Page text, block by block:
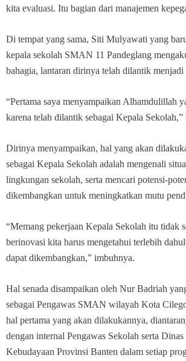
kita evaluasi. Itu bagian dari manajemen
Di tempat yang sama, Siti Mulyawati yang
kepala sekolah SMAN 11 Pandeglang
bahagia, lantaran dirinya telah dilantik
“Pertama saya menyampaikan Alhamdulillah
karena telah dilantik sebagai Kepala Sekolah,”
Dirinya menyampaikan, hal yang akan
sebagai Kepala Sekolah adalah mengenali
lingkungan sekolah, serta mencari potensi-
dikembangkan untuk meningkatkan mutu
“Memang pekerjaan Kepala Sekolah itu tidak
berinovasi kita harus mengetahui terlebih
dapat dikembangkan,” imbuhnya.
Hal senada disampaikan oleh Nur Badriah
sebagai Pengawas SMAN wilayah Kota
hal pertama yang akan dilakukannya,
dengan internal Pengawas Sekolah serta
Kebudayaan Provinsi Banten dalam setiap